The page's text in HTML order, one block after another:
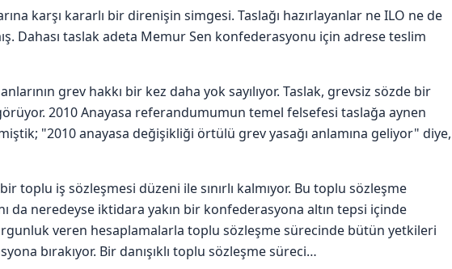
karşı kararlı bir direnişin simgesi. Taslağı hazırlayanlar ne ILO ne de
Dahası taslak adeta Memur Sen konfederasyonu için adrese teslim
grev hakkı bir kez daha yok sayılıyor. Taslak, grevsiz sözde bir
2010 Anayasa referandumumun temel felsefesi taslağa aynen
"2010 anayasa değişikliği örtülü grev yasağı anlamına geliyor" diye,
toplu iş sözleşmesi düzeni ile sınırlı kalmıyor. Bu toplu sözleşme
da neredeyse iktidara yakın bir konfederasyona altın tepsi içinde
veren hesaplamalarla toplu sözleşme sürecinde bütün yetkileri
bırakıyor. Bir danışıklı toplu sözleşme süreci…